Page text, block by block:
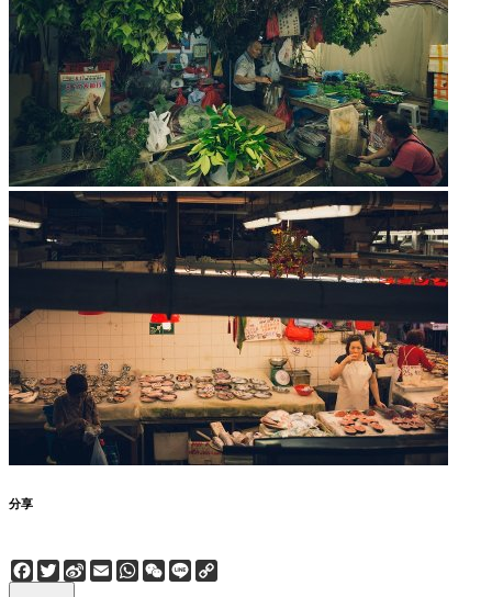
分享
Facebook
Twitter
Sina
Weibo
EmailWhatsApp
WeChat
Line